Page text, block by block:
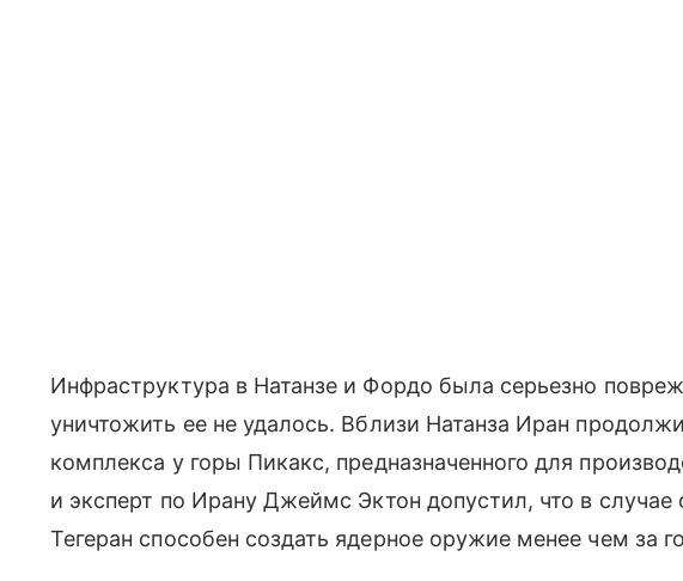
Инфраструктура в Натанзе и Фордо была серьезно
уничтожить ее не удалось. Вблизи Натанза Иран
комплекса у горы Пикакс, предназначенного для
и эксперт по Ирану Джеймс Эктон допустил, что в случае
Тегеран способен создать ядерное оружие менее чем за